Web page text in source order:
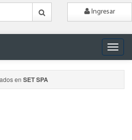
Ingresar
en SET SPA